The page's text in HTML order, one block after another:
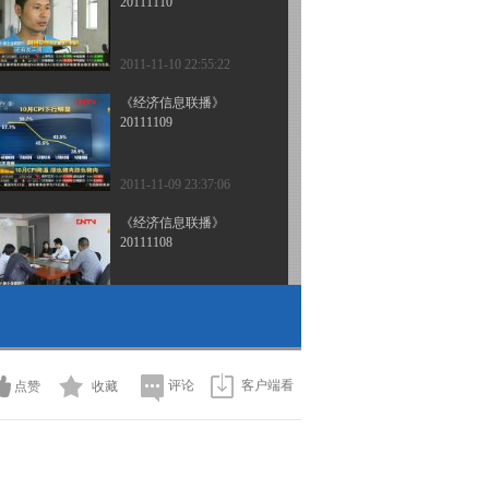
2011-11-10 22:55:22
《经济信息联播》
20111109
2011-11-09 23:37:06
《经济信息联播》
20111108
2011-11-06 22:49:24
点赞 收藏 评论 客户端看